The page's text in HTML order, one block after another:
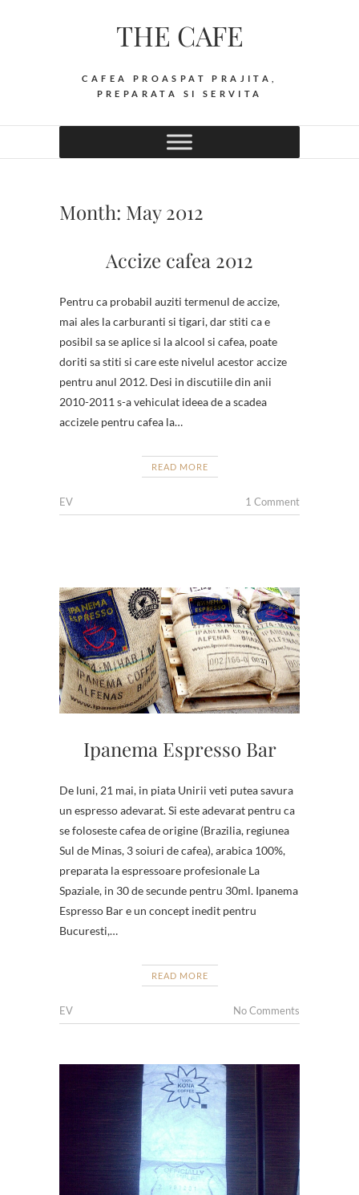
THE CAFE
CAFEA PROASPAT PRAJITA,
PREPARATA SI SERVITA
Month: May 2012
Accize cafea 2012
Pentru ca probabil auziti termenul de accize,
mai ales la carburanti si tigari, dar stiti ca e
posibil sa se aplice si la alcool si cafea, poate
doriti sa stiti si care este nivelul acestor accize
pentru anul 2012. Desi in discutiile din anii
2010-2011 s-a vehiculat ideea de a scadea
accizele pentru cafea la…
READ MORE
EV 1 Comment
Ipanema Espresso Bar
De luni, 21 mai, in piata Unirii veti putea savura
un espresso adevarat. Si este adevarat pentru ca
se foloseste cafea de origine (Brazilia, regiunea
Sul de Minas, 3 soiuri de cafea), arabica 100%,
preparata la espressoare profesionale La
Spaziale, in 30 de secunde pentru 30ml. Ipanema
Espresso Bar e un concept inedit pentru
Bucuresti,…
READ MORE
EV No Comments